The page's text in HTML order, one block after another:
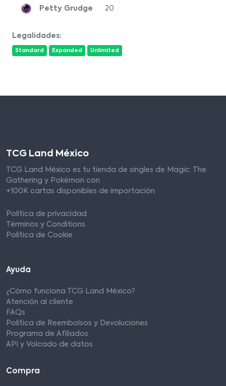
Petty Grudge 20
Legalidades:
Standard Expanded Unlimited
TCG Land México
TCG Land México es tu tienda de singles de Magic: The
Gathering y Pokémon con
+100K cartas disponibles de importación
Política de privacidad
Términos y Conditions
Política de Cookie
Ayuda
¿Cómo funciona TCG Land México?
Atención al cliente
FAQs
Política de Reembolsos y Devoluciones
Programa de Afiliados
API y Volcado de datos
Compra